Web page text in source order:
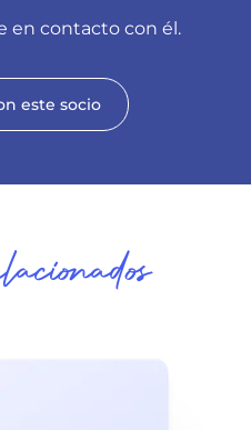
en contacto con él.
este socio